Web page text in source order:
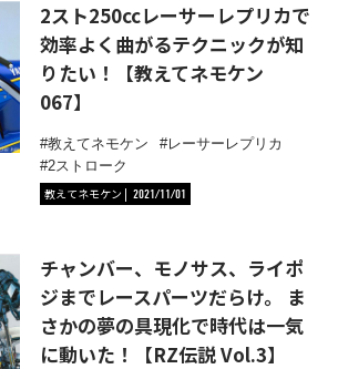
2スト250ccレーサーレプリカで
効率よく曲がるテクニックが知
りたい！【教えてネモケン
067】
教えてネモケン
レーサーレプリカ
2ストローク
教えてネモケン
2021/11/01
チャンバー、モノサス、ライポ
ジまでレースパーツだらけ。 ま
さかの夢の具現化で時代は一気
に動いた！【RZ伝説 Vol.3】